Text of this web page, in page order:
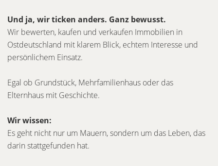
Und ja, wir ticken anders. Ganz bewusst.
Wir bewerten, kaufen und verkaufen Immobilien in
Ostdeutschland mit klarem Blick, echtem Interesse und
persönlichem Einsatz.
Egal ob Grundstück, Mehrfamilienhaus oder das
Elternhaus mit Geschichte.
Wir wissen:
Es geht nicht nur um Mauern, sondern um das Leben, das
darin stattgefunden hat.